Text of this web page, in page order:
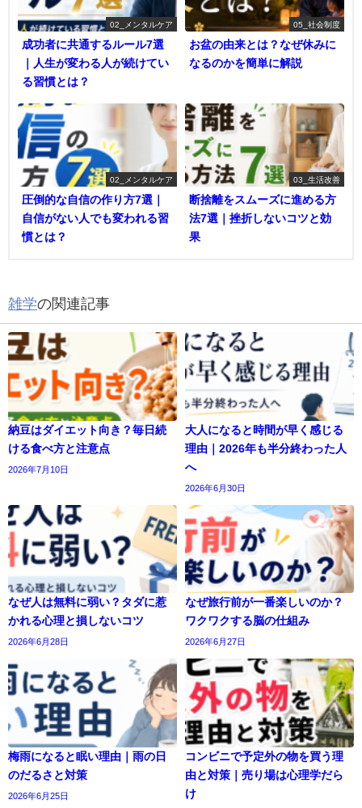
02_メンタルケア
成功者に共通するルール7選
｜人生が変わる人が続けてい
る習慣とは？
05_社会制度
お盆の由来とは？なぜ休みに
なるのかを簡単に解説
02_メンタルケア
圧倒的な自信の作り方7選｜
自信がない人でも変われる習
慣とは？
03_生活改善
断捨離をスムーズに進める方
法7選｜挫折しないコツと効
果
雑学の関連記事
納豆はダイエット向き？毎日続
ける食べ方と注意点
2026年7月10日
大人になると時間が早く感じる
理由｜2026年も半分終わった人
へ
2026年6月30日
なぜ人は無料に弱い？タダに惹
かれる心理と損しないコツ
2026年6月28日
なぜ旅行前が一番楽しいのか？
ワクワクする脳の仕組み
2026年6月27日
梅雨になると眠い理由｜雨の日
のだるさと対策
2026年6月25日
コンビニで予定外の物を買う理
由と対策｜売り場は心理学だら
け